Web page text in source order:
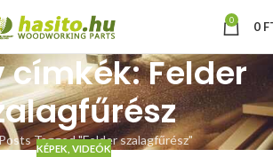
0 0
címkék: Felder
Tagged "Felder szalagfűrész"
KÉPEK, VIDEÓK